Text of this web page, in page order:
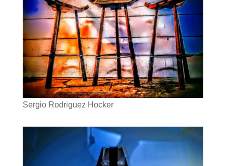
Sergio Rodriguez Hocker